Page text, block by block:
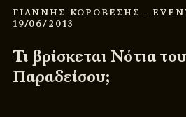
ΓΙΑΝΝΗΣ ΚΟΡΟΒΕΣΗΣ -
19/06/2013
Τι βρίσκεται Νότια του
Παραδείσου;